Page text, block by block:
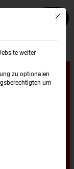
Mit
weiter
zu optionalen
um
für